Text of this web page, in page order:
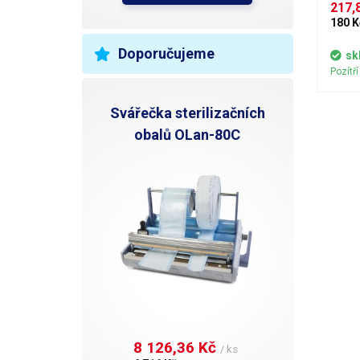
Doporučujeme
Svářečka sterilizačních
obalů OLan-80C
8 126,36 Kč / ks
se
filmů
180
Pozítří